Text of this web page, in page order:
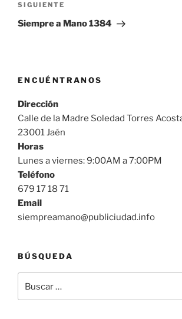
Siguiente
entrada
SIGUIENTE
Siempre a Mano 1384
ENCUÉNTRANOS
Dirección
Calle de la Madre Soledad Torres
23001 Jaén
Horas
Lunes a viernes: 9:00AM a 7:00PM
Teléfono
679 17 18 71
Email
siempreamano@publiciudad.info
BÚSQUEDA
por: